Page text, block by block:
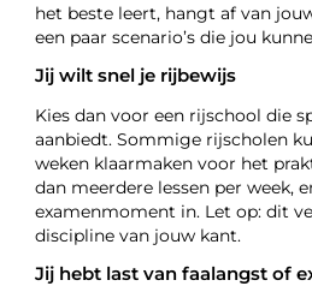
het beste leert, hangt af van
een paar scenario’s die jou
Jij wilt snel je rijbewijs
Kies dan voor een rijschool die
aanbiedt. Sommige rijscholen
weken klaarmaken voor het
dan meerdere lessen per week,
examenmoment in. Let op: dit
discipline van jouw kant.
Jij hebt last van faalangst of